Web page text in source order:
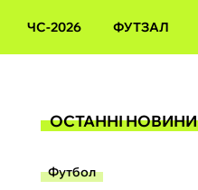
ЧС-2026 ФУТЗАЛ
ОСТАННІ НОВИНИ
Футбол